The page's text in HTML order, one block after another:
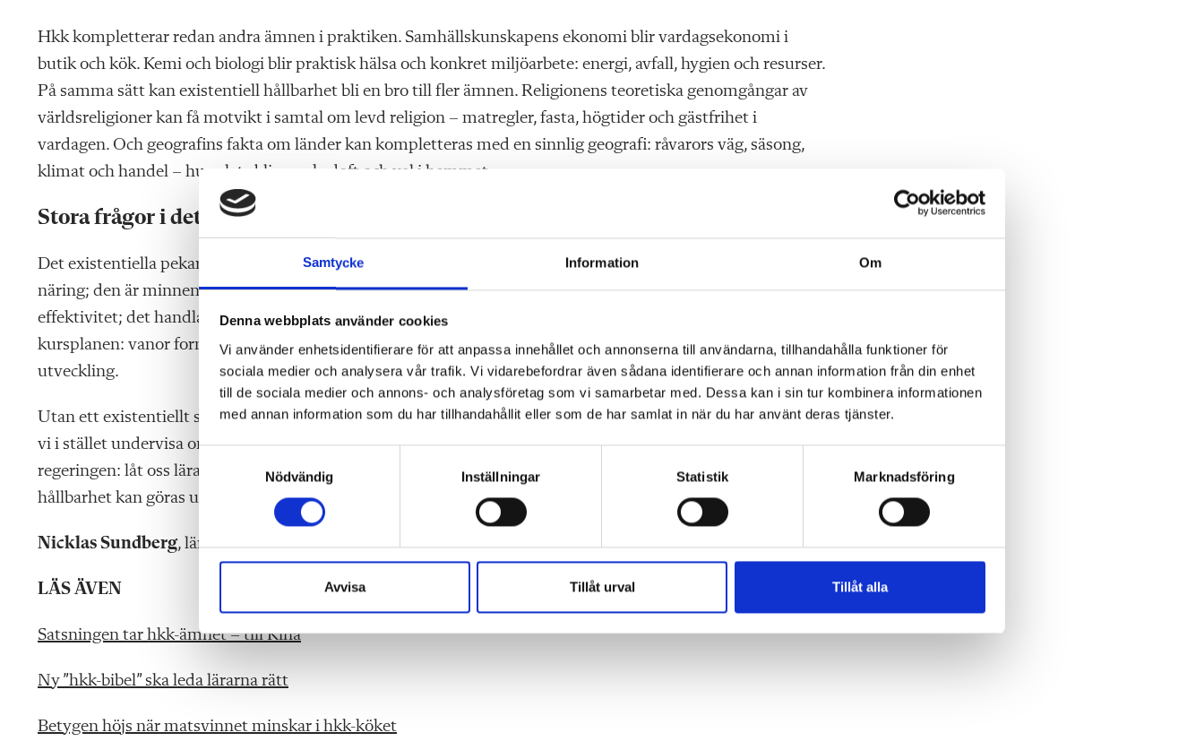
Samtycke Information Om
Denna webbplats använder cookies
Vi använder enhetsidentifierare för att anpassa innehållet och annonserna till användarna, tillhandahålla funktioner för
sociala medier och analysera vår trafik. Vi vidarebefordrar även sådana identifierare och annan information från din enhet
till de sociala medier och annons- och analysföretag som vi samarbetar med. Dessa kan i sin tur kombinera informationen
med annan information som du har tillhandahållit eller som de har samlat in när du har använt deras tjänster.
a
m
y
s
l
Nödvändig Inställningar Statistik Marknadsföring
Avvisa Tillåt urval Tillåt alla
Hkk kompletterar redan andra ämnen i praktiken. Samhällskunskapens ekonomi blir vardagsekonomi i
butik och kök. Kemi och biologi blir praktisk hälsa och konkret miljöarbete: energi, avfall, hygien och resurser.
På samma sätt kan existentiell hållbarhet bli en bro till fler ämnen. Religionens teoretiska genomgångar av
världsreligioner kan få motvikt i samtal om levd religion – matregler, fasta, högtider och gästfrihet i
vardagen. Och geografins fakta om länder kan kompletteras med en sinnlig geografi: råvarors väg, säsong,
klimat och handel – hur plats blir smak, doft och val i hemmet.
Stora frågor i det lilla
Det existentiella pekar mot hemmet som platsen där de stora frågorna blir konkreta. Mat är aldrig bara
näring; den är minnen, traditioner, identitet och gemenskap – och ibland skam. Hushållsarbete är aldrig bara
effektivitet; det handlar om omsorg, ansvar och makt. Här finns också en bro till begreppet levnadsvanor i
kursplanen: vanor formas av kultur, ideal och livsvillkor, och är centrala både för hälsa och för hållbar
utveckling.
Utan ett existentiellt språk riskerar hållbarhet i hkk att bli moraliska pekpinnar och checklistor. Med det kan
vi i stället undervisa om verkliga avvägningar och strategier. Vi behöver inte vänta på Skolverket eller
regeringen: låt oss lärare, lärarutbildningar och ämnesnätverk pröva, precisera och dela hur existentiell
hållbarhet kan göras undervisningsbar och bedömningsbar.
Nicklas Sundberg, lärare i hem- och konsumentkunskap, Uddevalla
LÄS ÄVEN
Satsningen tar hkk-ämnet – till Kina
Ny ”hkk-bibel” ska leda lärarna rätt
Betygen höjs när matsvinnet minskar i hkk-köket